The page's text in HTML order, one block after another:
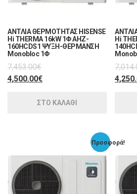
ΑΝΤΛΙΑ ΘΕΡΜΟΤΗΤΑΣ HISENSE
Hi THERMA 16kW 1Φ AHZ-
160HCDS1 ΨΥΞΗ-ΘΕΡΜΑΝΣΗ
Monobloc 1Φ
7,453.00€
4,500.00€
ΣΤΟ ΚΑΛΑΘΙ
Hi
Προσφορά!